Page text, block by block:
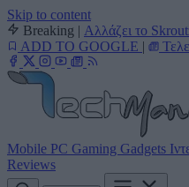
Skip to content
Breaking | Αλλάζει το
ADD TO GOOGLE |
Mobile PC Gaming Gadgets
Reviews